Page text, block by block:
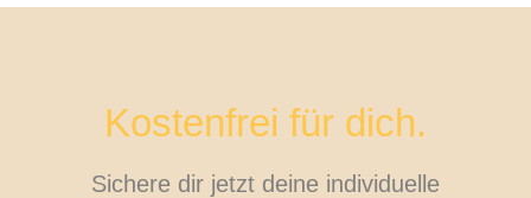
Kostenfrei für dich.
Sichere dir jetzt deine individuelle